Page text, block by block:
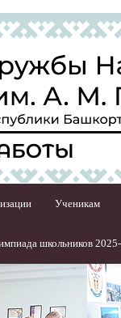
Ученикам
школьников